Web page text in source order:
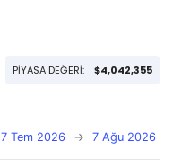
PİYASA DEĞERİ: $4,042,355
7 Tem 2026 → 7 Ağu 2026